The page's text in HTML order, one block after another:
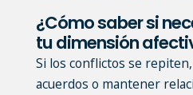
¿Cómo saber si
tu dimensión
Si los conflictos se
acuerdos o mantener